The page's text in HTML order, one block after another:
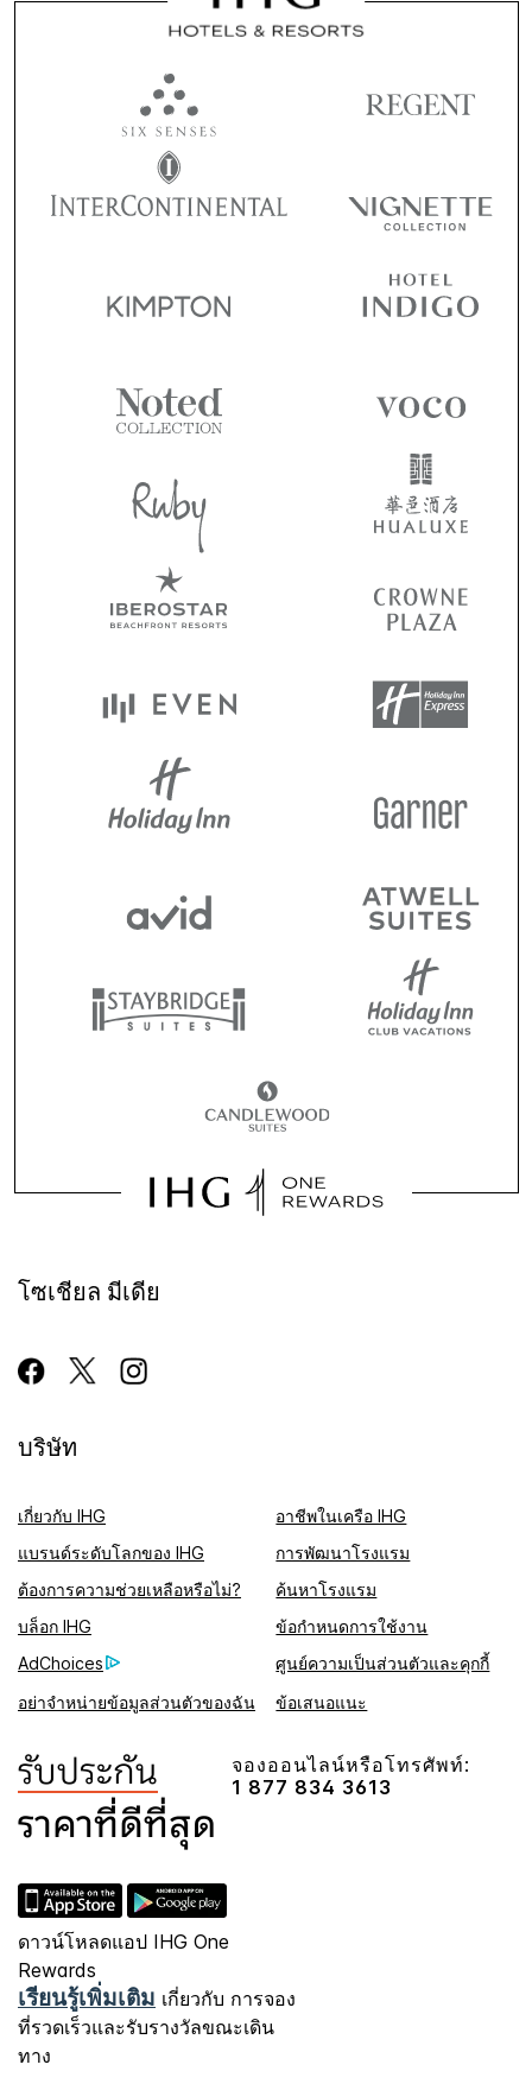
โซเชียล มีเดีย
บริษัท
เกี่ยวกับ IHG
อาชีพในเครือ IHG
แบรนด์ระดับโลกของ IHG
การพัฒนาโรงแรม
ต้องการความช่วยเหลือหรือไม่?
ค้นหาโรงแรม
บล็อก IHG
ข้อกำหนดการใช้งาน
AdChoices
ศูนย์ความเป็นส่วนตัวและคุกกี้
อย่าจำหน่ายข้อมูลส่วนตัวของฉัน
ข้อเสนอแนะ
จองออนไลน์หรือโทรศัพท์:
1 877 834 3613
ดาวน์โหลดแอป IHG One
Rewards
เรียนรู้เพิ่มเติม เกี่ยวกับ การจอง
ที่รวดเร็วและรับรางวัลขณะเดิน
ทาง